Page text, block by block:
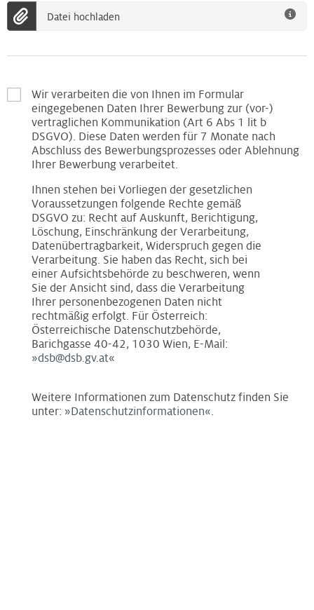
Datei hochladen
Wir verarbeiten die von Ihnen im Formular
eingegebenen Daten Ihrer Bewerbung zur (vor-)
vertraglichen Kommunikation (Art 6 Abs 1 lit b
DSGVO). Diese Daten werden für 7 Monate nach
Abschluss des Bewerbungsprozesses oder Ablehnung
Ihrer Bewerbung verarbeitet.
Ihnen stehen bei Vorliegen der gesetzlichen
Voraussetzungen folgende Rechte gemäß
DSGVO zu: Recht auf Auskunft, Berichtigung,
Löschung, Einschränkung der Verarbeitung,
Datenübertragbarkeit, Widerspruch gegen die
Verarbeitung. Sie haben das Recht, sich bei
einer Aufsichtsbehörde zu beschweren, wenn
Sie der Ansicht sind, dass die Verarbeitung
Ihrer personenbezogenen Daten nicht
rechtmäßig erfolgt. Für Österreich:
Österreichische Datenschutzbehörde,
Barichgasse 40-42, 1030 Wien, E-Mail:
dsb@dsb.gv.at
Weitere Informationen zum Datenschutz finden Sie
unter:
Datenschutzinformationen .